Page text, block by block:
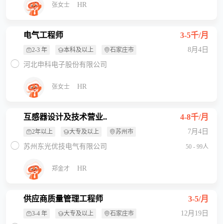
张女士 HR
电气工程师 3-5千/月
2-3 年 本科及以上 石家庄市
8月4日
河北申科电子股份有限公司
张女士 HR
互感器设计及技术营业.. 4-8千/月
2年以上 大专及以上 苏州市
7月4日
苏州东光优技电气有限公司
50 - 99人
郑金才 HR
供应商质量管理工程师 3-5/月
3-4 年 大专及以上 石家庄市 12月19日